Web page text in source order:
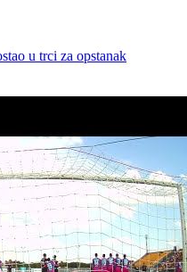
u trci za opstanak